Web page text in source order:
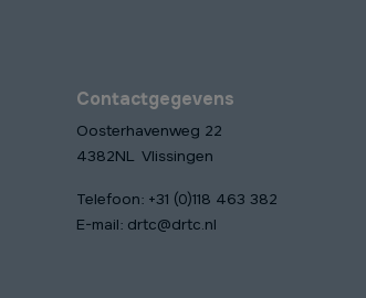
Contactgegevens
Oosterhavenweg 22
4382NL Vlissingen
Telefoon: +31 (0)118 463 382
E-mail: drtc@drtc.nl